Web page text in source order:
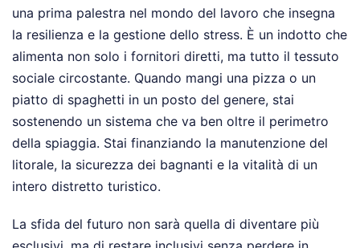
una prima palestra nel mondo del lavoro che insegna
la resilienza e la gestione dello stress. È un indotto che
alimenta non solo i fornitori diretti, ma tutto il tessuto
sociale circostante. Quando mangi una pizza o un
piatto di spaghetti in un posto del genere, stai
sostenendo un sistema che va ben oltre il perimetro
della spiaggia. Stai finanziando la manutenzione del
litorale, la sicurezza dei bagnanti e la vitalità di un
intero distretto turistico.
La sfida del futuro non sarà quella di diventare più